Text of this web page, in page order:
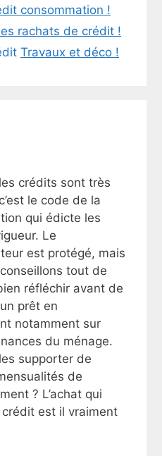
consommation !
rachats de crédit !
Travaux et déco !
crédits sont très
le code de la
qui édicte les
Le
est protégé, mais
tout de
réfléchir avant de
prêt en
notamment sur
du ménage.
supporter de
de
? L’achat qui
est il vraiment